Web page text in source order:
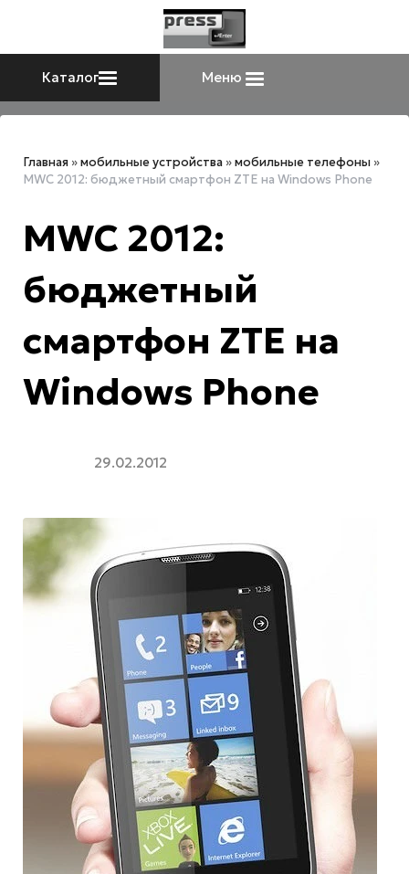
Каталог Меню
Главная »мобильные устройства »мобильные телефоны »
MWC 2012: бюджетный смартфон ZTE на Windows Phone
MWC 2012:
бюджетный
смартфон ZTE на
Windows Phone
29.02.2012